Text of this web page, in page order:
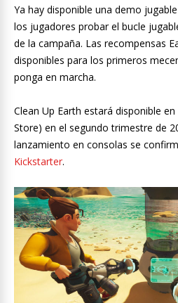
Ya hay disponible una demo
los jugadores probar el bucle
de la campaña. Las recompensas
disponibles para los primeros
ponga en marcha.
Clean Up Earth estará disponible en
Store) en el segundo trimestre de
lanzamiento en consolas se
Kickstarter.